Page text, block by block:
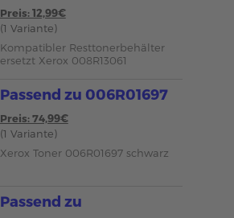
Preis: 12,99€
(1 Variante)
Kompatibler Resttonerbehälter
ersetzt Xerox 008R13061
Passend zu 006R01697
Preis: 74,99€
(1 Variante)
Xerox Toner 006R01697 schwarz
Passend zu